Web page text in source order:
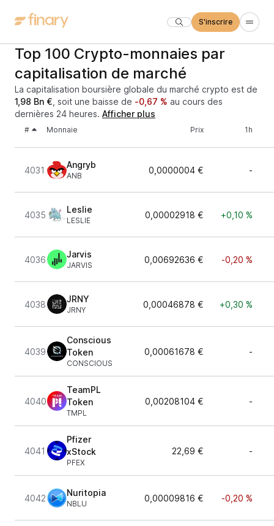
S'inscrire
Top 100 Crypto-monnaies par
capitalisation de marché
La capitalisation boursière globale du marché crypto est de
1,98 Bn € , soit une baisse de -0,67 % au cours des
dernières 24 heures. Afficher plus
# Monnaie Prix 1h
4031
Angryb
ANB
0,0000004 € -
4035
Leslie
LESLIE
0,00002918 € +0,10 %
4036
Jarvis
JARVIS
0,00692636 € -0,20 %
4038
JRNY
JRNY
0,00046878 € +0,30 %
4039
Conscious
Token
CONSCIOUS
0,00061678 € -
4040
TeamPL
Token
TMPL
0,00208104 € -
4041
Pfizer
xStock
PFEX
22,69 € -
4042
Nuritopia
NBLU
0,00009816 € -0,20 %